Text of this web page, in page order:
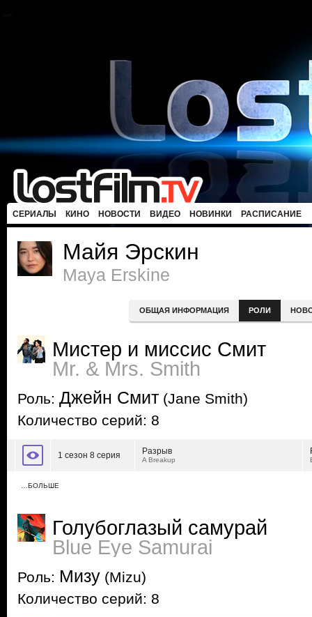
СЕРИАЛЫ КИНО НОВОСТИ ВИДЕО НОВИНКИ РАСПИСАНИЕ
Майя Эрскин
Maya Erskine
ОБЩАЯ ИНФОРМАЦИЯ РОЛИ
Мистер и миссис Смит
Mr. & Mrs. Smith
Роль: Джейн Смит (Jane Smith)
Количество серий: 8
1 сезон 8 серия Разрыв
A Breakup
…БОЛЬШЕ
Голубоглазый самурай
Blue Eye Samurai
Роль: Мизу (Mizu)
Количество серий: 8